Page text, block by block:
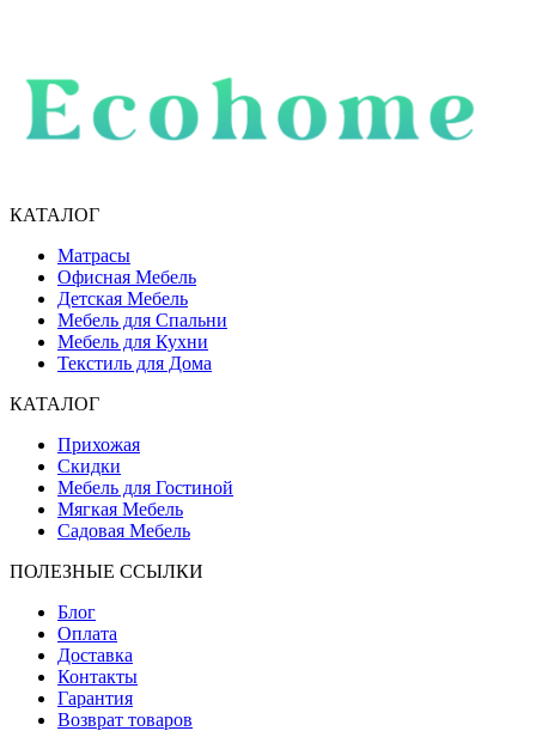
КАТАЛОГ
Матрасы
Офисная Мебель
Детская Мебель
Мебель для Спальни
Мебель для Кухни
Текстиль для Дома
КАТАЛОГ
Прихожая
Скидки
Мебель для Гостиной
Мягкая Мебель
Садовая Мебель
ПОЛЕЗНЫЕ ССЫЛКИ
Блог
Оплата
Доставка
Контакты
Гарантия
Возврат товаров